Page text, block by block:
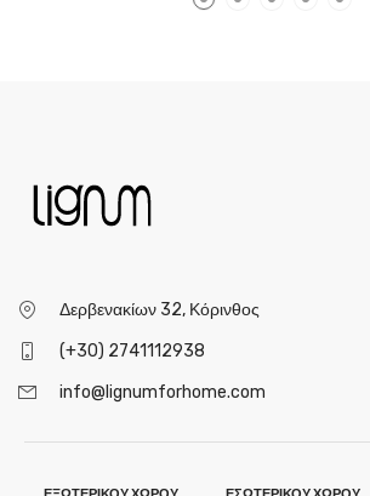
Δερβενακίων 32, Κόρινθος
(+30) 2741112938
info@lignumforhome.com